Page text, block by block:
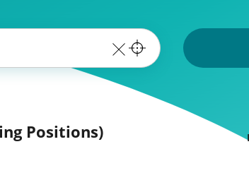
Positions)